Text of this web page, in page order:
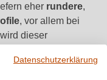
eher rundere,
, vor allem bei
dieser
Datenschutzerklärung